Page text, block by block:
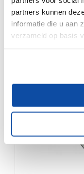
partners kunnen
informatie die u aan
verzameld op basis